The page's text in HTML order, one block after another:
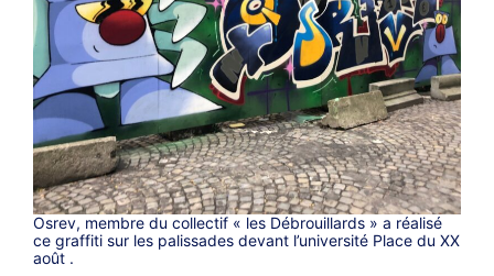
Osrev, membre du collectif « les Débrouillards » a réalisé
ce graffiti sur les palissades devant l’université Place du XX
août .